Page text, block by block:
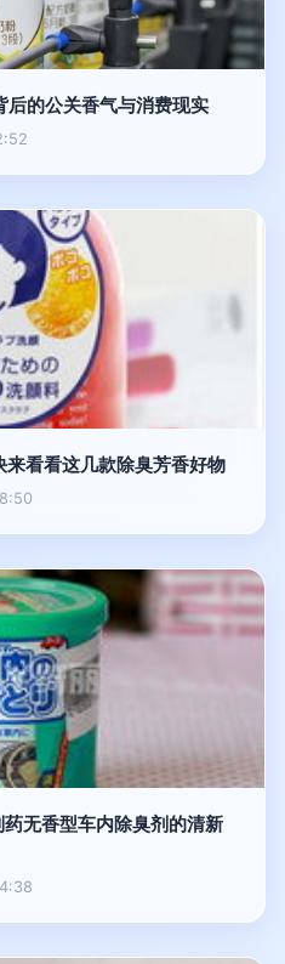
后的公关香气与消费现实
看看这几款除臭芳香好物
无香型车内除臭剂的清新